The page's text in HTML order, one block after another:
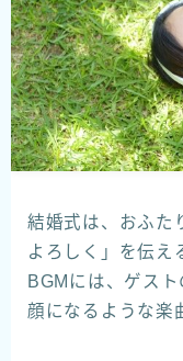
結婚式は、おふた
よろしく」を伝え
BGMには、ゲス
顔になるような楽